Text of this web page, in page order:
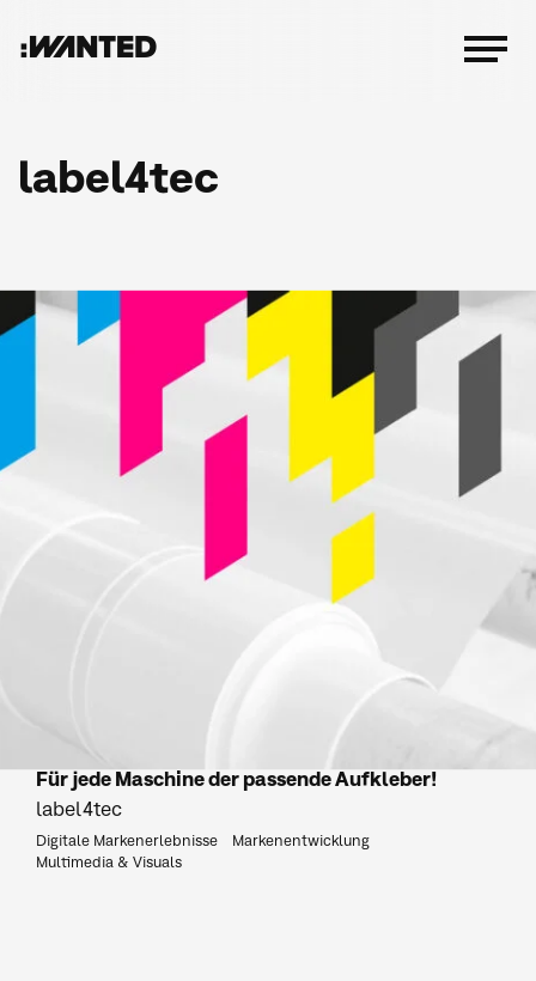
:WANTED
Menü
label4tec
Für jede Maschine der passende Aufkleber!
label4tec
Digitale Markenerlebnisse
Markenentwicklung
Multimedia & Visuals